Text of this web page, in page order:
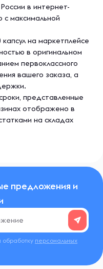
в интернет-
максимальной
на маркетплейсе
в оригинальном
первоклассного
вашего заказа, а
представленные
отображено в
на складах
предложения и
персональных